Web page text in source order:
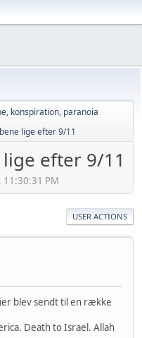
konspiration, paranoia
lige efter 9/11
efter 9/11
11:30:31 PM
USER ACTIONS
blev sendt til en række
Death to Israel. Allah